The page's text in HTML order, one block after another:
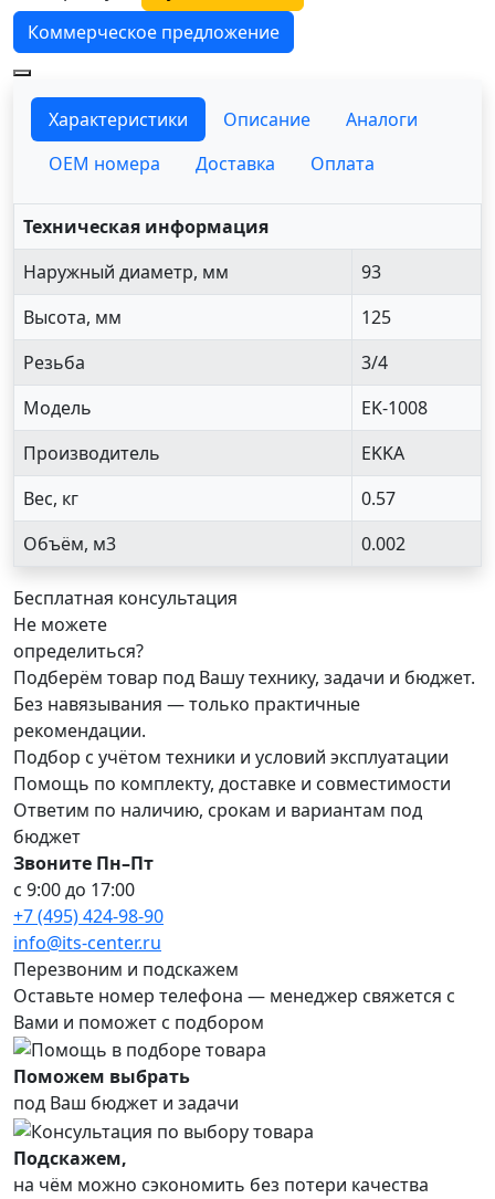
Коммерческое предложение
Характеристики Описание
Аналоги
OEM номера
Доставка Оплата
Техническая информация
Наружный диаметр, мм
93
Высота, мм
125
Резьба
3/4
Модель
EK-1008
Производитель
EKKA
Вес, кг
0.57
Объём, м3
0.002
Бесплатная консультация
Не можете
определиться?
Подберём товар под Вашу технику, задачи и бюджет.
Без навязывания — только практичные
рекомендации.
Подбор с учётом техники и условий эксплуатации
Помощь по комплекту, доставке и совместимости
Ответим по наличию, срокам и вариантам под
бюджет
Звоните Пн–Пт
с 9:00 до 17:00
+7 (495) 424-98-90
info@its-center.ru
Перезвоним и подскажем
Оставьте номер телефона — менеджер свяжется с
Вами и поможет с подбором
Поможем выбрать
под Ваш бюджет и задачи
Подскажем,
на чём можно сэкономить без потери качества